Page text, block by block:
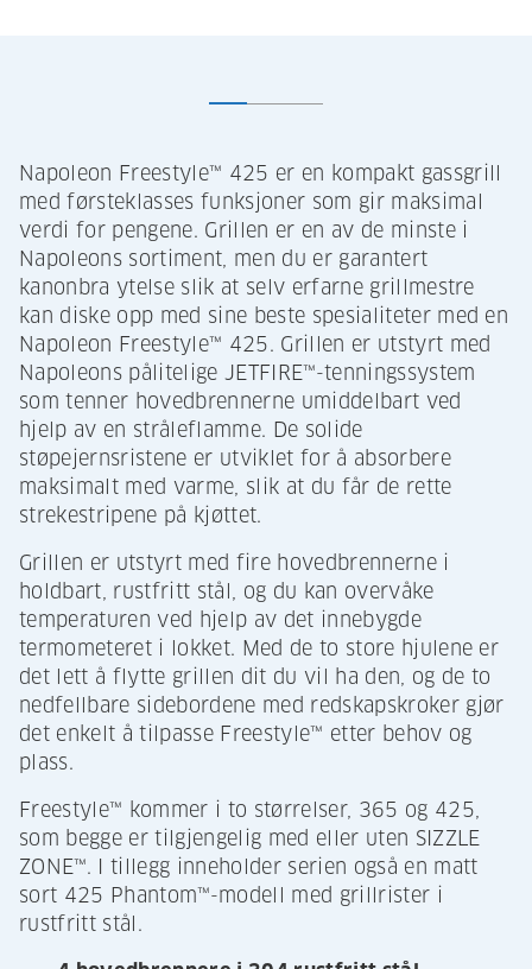
Napoleon Freestyle™ 425 er en kompakt gassgrill
med førsteklasses funksjoner som gir maksimal
verdi for pengene. Grillen er en av de minste i
Napoleons sortiment, men du er garantert
kanonbra ytelse slik at selv erfarne grillmestre
kan diske opp med sine beste spesialiteter med en
Napoleon Freestyle™ 425. Grillen er utstyrt med
Napoleons pålitelige JETFIRE™-tenningssystem
som tenner hovedbrennerne umiddelbart ved
hjelp av en stråleflamme. De solide
støpejernsristene er utviklet for å absorbere
maksimalt med varme, slik at du får de rette
strekestripene på kjøttet.
Grillen er utstyrt med fire hovedbrennerne i
holdbart, rustfritt stål, og du kan overvåke
temperaturen ved hjelp av det innebygde
termometeret i lokket. Med de to store hjulene er
det lett å flytte grillen dit du vil ha den, og de to
nedfellbare sidebordene med redskapskroker gjør
det enkelt å tilpasse Freestyle™ etter behov og
plass.
Freestyle™ kommer i to størrelser, 365 og 425,
som begge er tilgjengelig med eller uten SIZZLE
ZONE™. I tillegg inneholder serien også en matt
sort 425 Phantom™-modell med grillrister i
rustfritt stål.